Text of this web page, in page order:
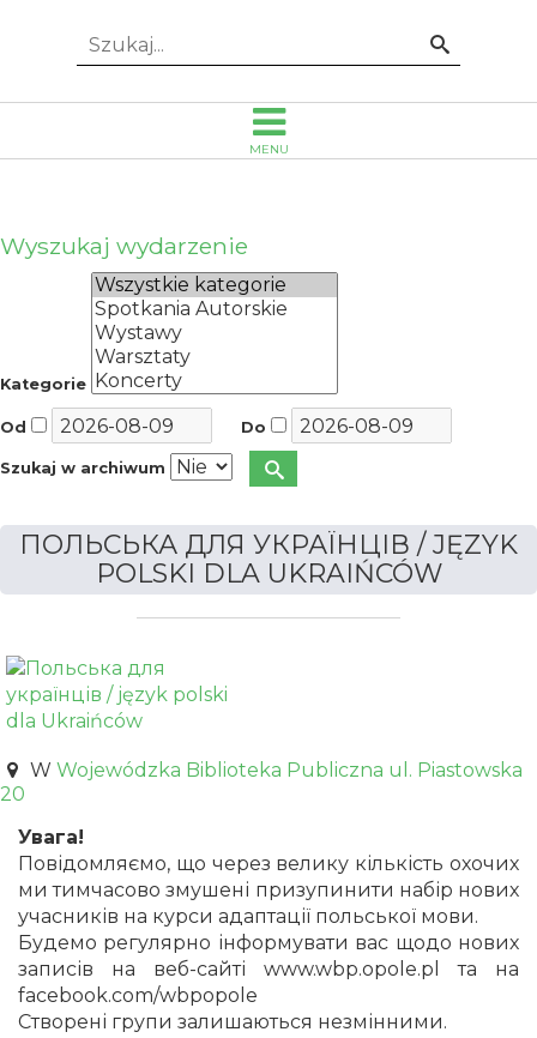
Wojewódzka
Biblioteka
Emanuela
Smołki
Opolu
Idź
Szukaj...
MENU
Wyszukaj wydarzenie
Kategorie
Od Do
Szukaj w archiwum
ПОЛЬСЬКА ДЛЯ УКРАЇНЦІВ / JĘZYK
POLSKI DLA UKRAIŃCÓW
W Wojewódzka Biblioteka Publiczna ul. Piastowska
20
Увага!
Повідомляємо, що через велику кількість охочих
ми тимчасово змушені призупинити набір нових
учасників на курси адаптації польської мови.
Будемо регулярно інформувати вас щодо нових
записів на веб-сайті www.wbp.opole.pl та на
facebook.com/wbpopole
Створені групи залишаються незмінними.